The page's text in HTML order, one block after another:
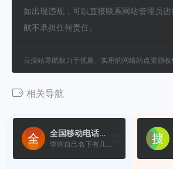
如出现违规，可以直接联系网站管理员
航不承担任何责任。
云搜站导航致力于优质、实用的网络站点资源收
相关导航
全国移动电话卡“一证通查”
查询自己名下有几张电话卡，...